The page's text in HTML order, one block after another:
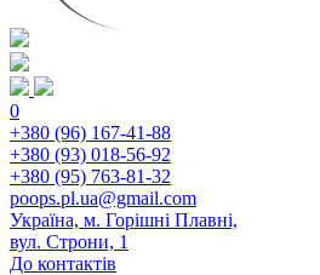
0
+380 (96) 167-41-88
+380 (93) 018-56-92
+380 (95) 763-81-32
poops.pl.ua@gmail.com
Україна, м. Горішні Плавні,
вул. Строни, 1
До контактів